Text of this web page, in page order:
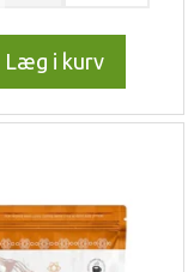
Læg i kurv